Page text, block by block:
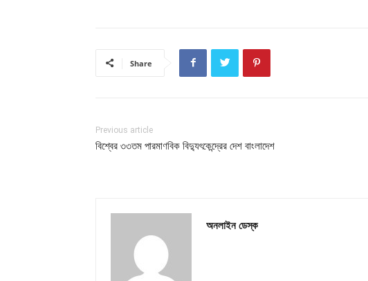
Share
Previous article
বিশ্বের ৩৩তম পারমাণবিক বিদ্যুৎকেন্দ্রের দেশ বাংলাদেশ
অনলাইন ডেস্ক